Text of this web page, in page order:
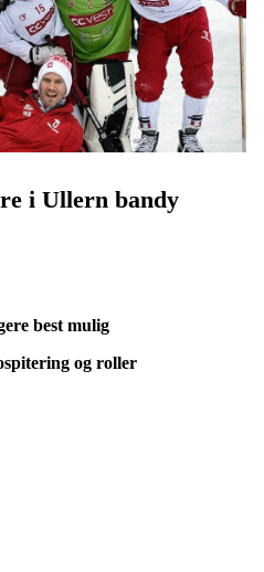
i Ullern bandy
best mulig
og roller